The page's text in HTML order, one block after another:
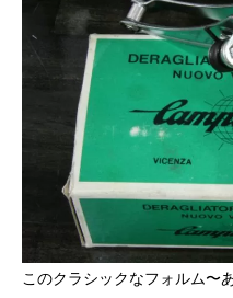
このクラシックなフォルム〜